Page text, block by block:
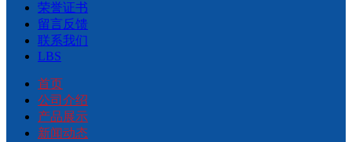
荣誉证书
留言反馈
联系我们
LBS
首页
公司介绍
产品展示
新闻动态